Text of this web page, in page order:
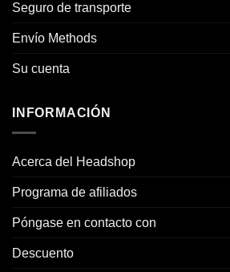
Seguro de transporte
Envío Methods
Su cuenta
INFORMACIÓN
Acerca del Headshop
Programa de afiliados
Póngase en contacto con
Descuento